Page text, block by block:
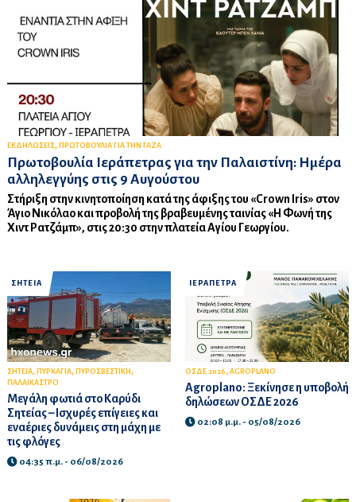
ΕΚΔΗΛΩΣΕΙΣ, ΠΡΩΤΟΒΟΥΛΙΑ ΓΙΑ ΤΗΝ ΓΑΖΑ
Πρωτοβουλία Ιεράπετρας για την Παλαιστίνη: Ημέρα
αλληλεγγύης στις 9 Αυγούστου
Στήριξη στην κινητοποίηση κατά της άφιξης του «Crown Iris» στον
Άγιο Νικόλαο και προβολή της βραβευμένης ταινίας «Η Φωνή της
Χιντ Ρατζάμπ», στις 20:30 στην πλατεία Αγίου Γεωργίου.
ΣΗΤΕΙΑ
ΣΗΤΕΙΑ, ΠΥΡΚΑΓΙΑ, ΠΥΡΟΣΒΕΣΤΙΚΗ ,
ΠΑΛΑΙΚΑΣΤΡΟ
Μεγάλη φωτιά στο Καρύδι
Σητείας – Ισχυρές επίγειες και
εναέριες δυνάμεις στη μάχη με
τις φλόγες
04:35 π.μ. - 06/08/2026
ΙΕΡΑΠΕΤΡΑ
ΟΣΔΕ 2026, AGROPLANO
Agroplano: Ξεκίνησε η υποβολή
δηλώσεων ΟΣΔΕ 2026
02:08 μ.μ. - 05/08/2026